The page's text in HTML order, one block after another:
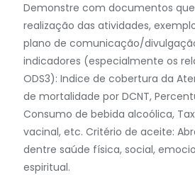
Demonstre com documentos
realização das atividades,
plano de comunicação/
indicadores (especialmente os
ODS3): Indice de cobertura da
de mortalidade por DCNT,
Consumo de bebida alcoólica,
vacinal, etc. Critério de aceite:
dentre saúde física, social,
espiritual.